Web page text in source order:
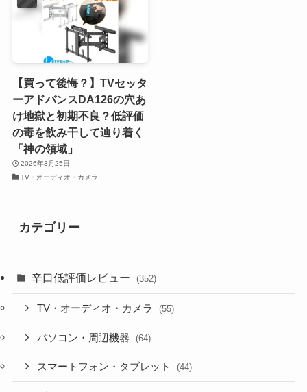
【買って後悔？】TVセッタ
ーアドバンスDA126の穴あ
け地獄と初期不良？低評価
の毒を飲み干して辿り着く
「神の領域」
2026年3月25日
TV・オーディオ・カメラ
カテゴリー
辛口低評価レビュー (352)
TV・オーディオ・カメラ (55)
パソコン・周辺機器 (64)
スマートフォン・タブレット (44)